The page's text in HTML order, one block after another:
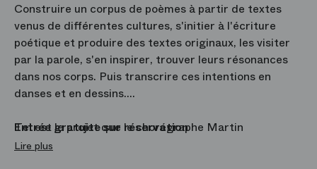
Construire un corpus de poèmes à partir de textes
venus de différentes cultures, s'initier à l'écriture
poétique et produire des textes originaux, les visiter
par la parole, s'en inspirer, trouver leurs résonances
dans nos corps. Puis transcrire ces intentions en
danses et en dessins.
Tel est le projet que le chorégraphe Martin
Grandperret propose avec
Entrée gratuite sur réservation
Lire plus